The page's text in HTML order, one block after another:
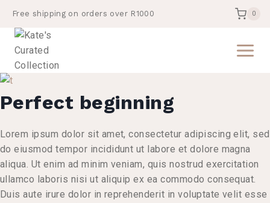
content
Free shipping on orders over R1000 0
Perfect beginning
Lorem ipsum dolor sit amet, consectetur adipiscing elit, sed
do eiusmod tempor incididunt ut labore et dolore magna
aliqua. Ut enim ad minim veniam, quis nostrud exercitation
ullamco laboris nisi ut aliquip ex ea commodo consequat.
Duis aute irure dolor in reprehenderit in voluptate velit esse